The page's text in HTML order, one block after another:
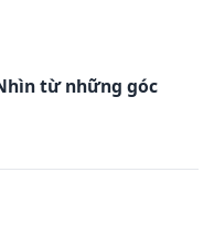
từ những góc